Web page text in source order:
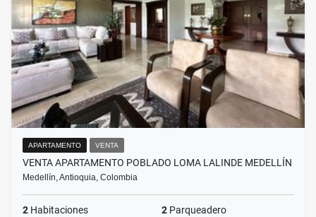
APARTAMENTO VENTA
VENTA APARTAMENTO POBLADO LOMA LALINDE MEDELLÍN
Medellín, Antioquia, Colombia
2 Habitaciones 2 Parqueadero